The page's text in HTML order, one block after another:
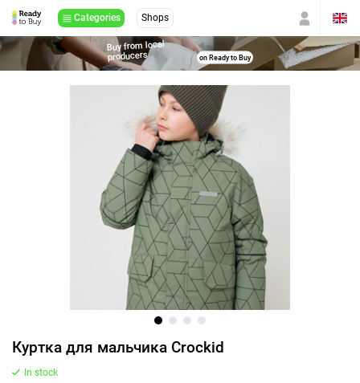
Categories Shops
Buy from local
producers on Ready to Buy
Куртка для мальчика Crockid
In stock